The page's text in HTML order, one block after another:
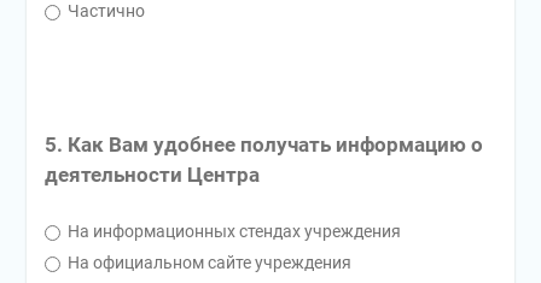
Частично
5. Как Вам удобнее получать информацию о
деятельности Центра
На информационных стендах учреждения
На официальном сайте учреждения